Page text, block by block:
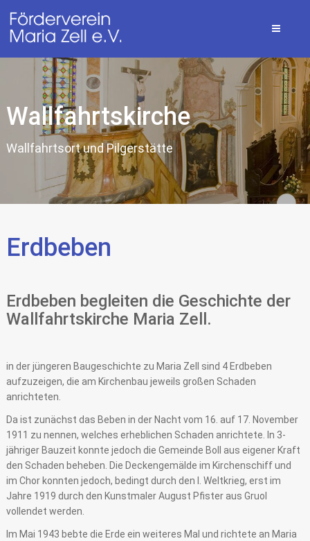
Wallfahrtskirche
Wallfahrtsort und Pilgerstätte
Erdbeben
Erdbeben begleiten die Geschichte der
Wallfahrtskirche Maria Zell.
in der jüngeren Baugeschichte zu Maria Zell sind 4 Erdbeben
aufzuzeigen, die am Kirchenbau jeweils großen Schaden
anrichteten.
Da ist zunächst das Beben in der Nacht vom 16. auf 17. November
1911 zu nennen, welches erheblichen Schaden anrichtete. In 3-
jähriger Bauzeit konnte jedoch die Gemeinde Boll aus eigener Kraft
den Schaden beheben. Die Deckengemälde im Kirchenschiff und
im Chor konnten jedoch, bedingt durch den I. Weltkrieg, erst im
Jahre 1919 durch den Kunstmaler August Pfister aus Gruol
vollendet werden.
Im Mai 1943 bebte die Erde ein weiteres Mal und richtete an Maria